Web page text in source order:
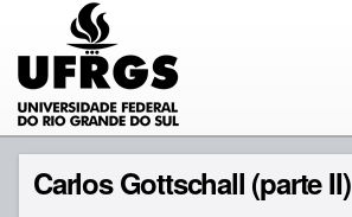
Carlos Gottschall (parte II)